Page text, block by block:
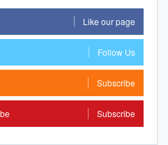
Like our page
Follow Us
Subscribe
Subscribe